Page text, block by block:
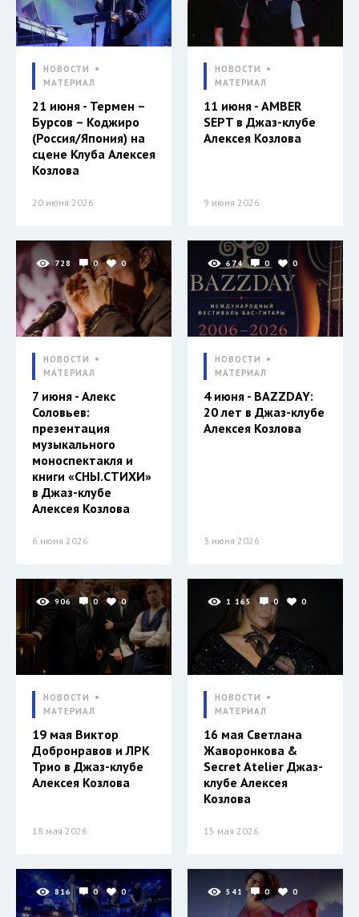
НОВОСТИ
МАТЕРИАЛ
21 июня - Термен –
Бурсов – Коджиро
(Россия/Япония) на
сцене Клуба Алексея
Козлова
20 июня 2026
НОВОСТИ
МАТЕРИАЛ
11 июня - AMBER
SEPT в Джаз-клубе
Алексея Козлова
9 июня 2026
728 0 0
НОВОСТИ
МАТЕРИАЛ
7 июня - Алекс
Соловьев:
презентация
музыкального
моноспектакля и
книги «СНЫ.СТИХИ»
в Джаз-клубе
Алексея Козлова
6 июня 2026
674 0 0
НОВОСТИ
МАТЕРИАЛ
4 июня - BAZZDAY:
20 лет в Джаз-клубе
Алексея Козлова
3 июня 2026
906 0 0
НОВОСТИ
МАТЕРИАЛ
19 мая Виктор
Добронравов и ЛРК
Трио в Джаз-клубе
Алексея Козлова
18 мая 2026
1 165 0 0
НОВОСТИ
МАТЕРИАЛ
16 мая Светлана
Жаворонкова &
Secret Atelier Джаз-
клубе Алексея
Козлова
15 мая 2026
816 0 0 541 0 0